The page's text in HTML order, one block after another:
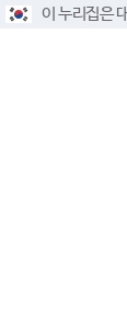
이 누리집은